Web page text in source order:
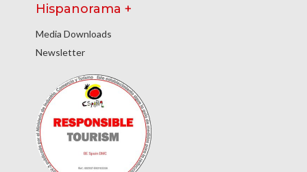
Hispanorama +
Media Downloads
Newsletter